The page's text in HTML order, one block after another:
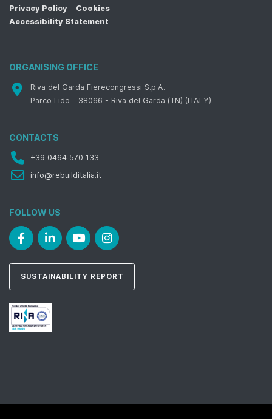
Privacy Policy - Cookies
Accessibility Statement
ORGANISING OFFICE
Riva del Garda Fierecongressi S.p.A.
Parco Lido - 38066 - Riva del Garda (TN) (ITALY)
CONTACTS
+39 0464 570 133
info@rebuilditalia.it
FOLLOW US
SUSTAINABILITY REPORT